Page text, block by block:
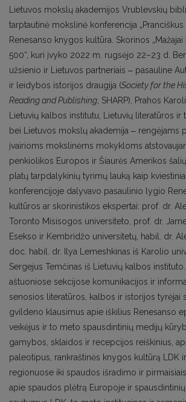
Lietuvos mokslų akademijos Vrublevskių
tarptautinė mokslinė konferencija „Pranciškus
Renesanso knygos kultūra. Skorinos
500“, kuri įvyko 2022 m. rugsėjo 22–23 d.
užsienio ir Lietuvos partneriais ‒ pasauline
ir leidybos istorijos draugija (Society for the
Reading and Publishing , SHARP), Prahos
Lietuvių kalbos institutu, Lietuvių literatūros ir
bei Lietuvos mokslų akademija ‒ rengėjams
įvairioms mokslinėms mokykloms
penkiolikos Europos ir Šiaurės Amerikos
platų tarpdalykinių tyrimų lauką kaip
konferencijoje dalyvavo pasaulinio lygio
kultūros ar skorinistikos ekspertai: prof. dr.
Toronto Misisogos universiteto, prof. dr.
Esekso ir Kembridžo universitetų, habil. dr.
doc. habil. dr. Ilya Lemeshkinas iš Karolio
Sergejus Temčinas iš Lietuvių kalbos
aštuoniose sekcijose komunikacijos ir
senosios literatūros, kalbos ir istorijos tyrėjai
gvildeno klausimus apie iškilius Renesanso
veikėjus ir to meto spausdintinių medijų
gamybos, sklaidos ir recepcijos reiškinius,
paleotipus, rankraštinės knygos kultūrą LDK
regionuose iki spaudos išradimo ir
apie spaudos plėtrą Europoje ir